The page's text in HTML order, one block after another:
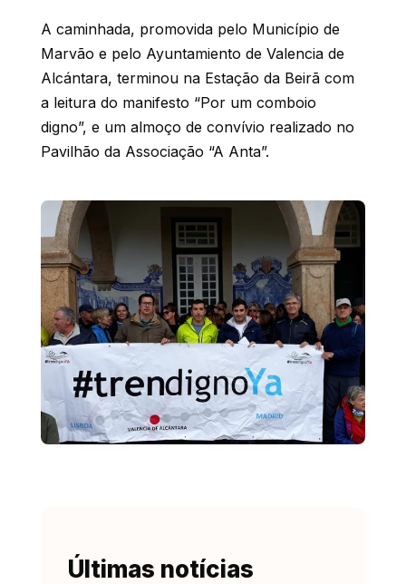
A caminhada, promovida pelo Município de
Marvão e pelo Ayuntamiento de Valencia de
Alcántara, terminou na Estação da Beirã com
a leitura do manifesto “Por um comboio
digno”, e um almoço de convívio realizado no
Pavilhão da Associação “A Anta”.
Últimas notícias